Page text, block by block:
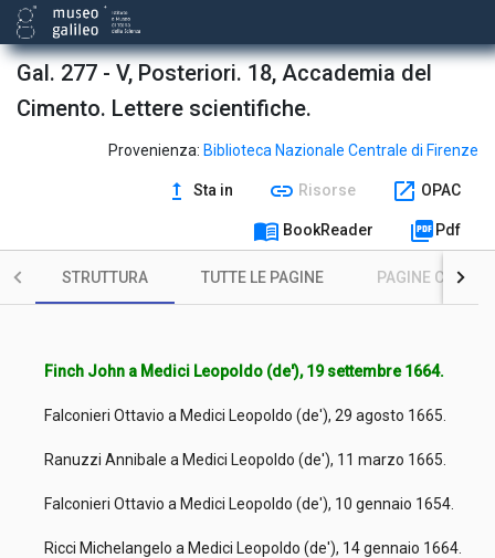
Gal. 277 - V, Posteriori. 18, Accademia del
Cimento. Lettere scientifiche.
Provenienza: Biblioteca Nazionale Centrale di Firenze
upgrade Sta in link Risorse open_in_new OPAC
menu_book BookReader picture_as_pdf Pdf
STRUTTURA TUTTE LE PAGINE PAGINE CON
Finch John a Medici Leopoldo (de'), 19 settembre 1664.
Falconieri Ottavio a Medici Leopoldo (de'), 29 agosto 1665.
Ranuzzi Annibale a Medici Leopoldo (de'), 11 marzo 1665.
Falconieri Ottavio a Medici Leopoldo (de'), 10 gennaio 1654.
Ricci Michelangelo a Medici Leopoldo (de'), 14 gennaio 1664.